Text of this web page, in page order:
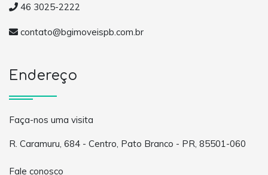
46 3025-2222
contato@bgimoveispb.com.br
Endereço
Faça-nos uma visita
R. Caramuru, 684 - Centro, Pato Branco - PR, 85501-060
Fale conosco